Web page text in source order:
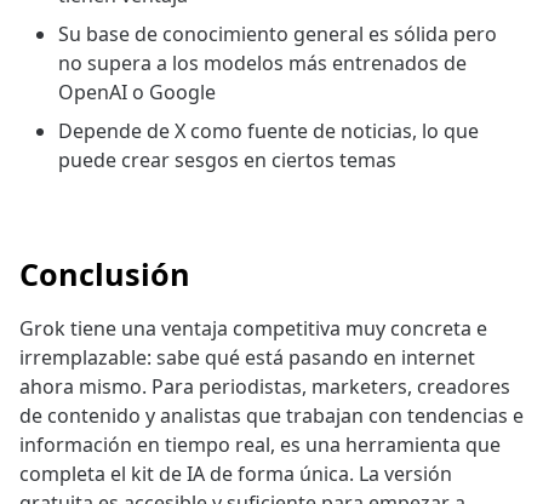
Su base de conocimiento general es sólida pero
no supera a los modelos más entrenados de
OpenAI o Google
Depende de X como fuente de noticias, lo que
puede crear sesgos en ciertos temas
Conclusión
Grok tiene una ventaja competitiva muy concreta e
irremplazable: sabe qué está pasando en internet
ahora mismo. Para periodistas, marketers, creadores
de contenido y analistas que trabajan con tendencias e
información en tiempo real, es una herramienta que
completa el kit de IA de forma única. La versión